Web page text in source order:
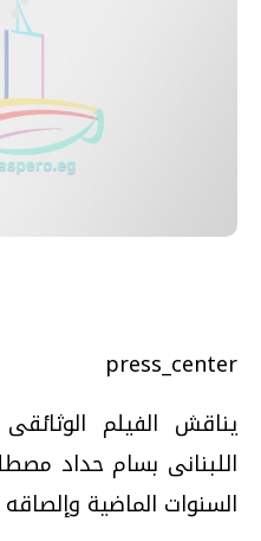
press_center
يناقش الفيلم
اللبنانى بسام حداد
السنوات الماضية وإلصاقه